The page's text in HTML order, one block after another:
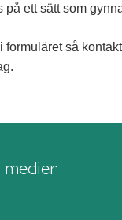
ett sätt som
så
medier